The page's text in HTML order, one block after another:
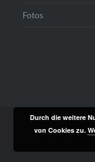
Fotos
Stolz
Durch die weitere
von Cookies zu.